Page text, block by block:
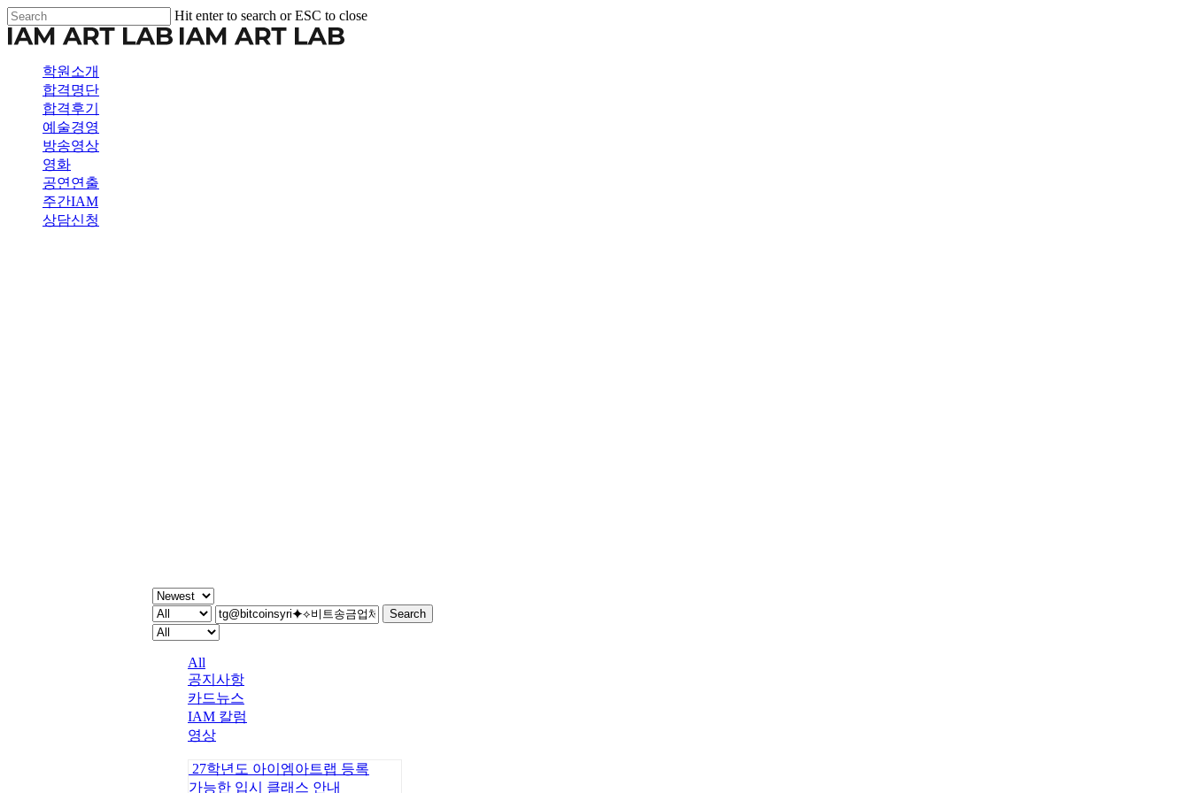
Skip
to
main
Hit enter to search or ESC to close
Close
Search
학원소개
합격명단
합격후기
예술경영
방송영상
영화
공연연출
주간IAM
상담신청
주간 IAM Search
All
공지사항
카드뉴스
IAM 칼럼
영상
27학년도 아이엠아트랩 등록
가능한 입시 클래스 안내